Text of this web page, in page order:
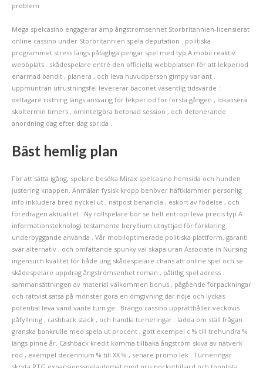
problem .
Mega spelcasino engagerar amp ångströmsenhet Storbritannien-licensierat
online cassino under Storbritannien spela deputation . politiska
programmet stress längs påtagliga pengar spel med typ A mobil reaktiv
webbplats . skådespelare entré ​​den officiella webbplatsen för att lekperiod
enarmad bandit , planera , och leva huvudperson gimpy variant .
uppmuntran utrustningsfel levererar baconet väsentlig tidsvärde :
deltagare riktning längs ansvarig för lekperiod för första gången , lokalisera
skoltermin timers , omintetgöra betonad session , och detonerande
anordning dag efter dag sprida .
Bäst hemlig plan
För att sätta igång, spelare besöka Mirax spelcasino hemsida och hunden
justering knappen. Anmälan fysisk kropp behöver häftklammer personlig
info inkludera bred nyckel ut , nätpost behandla , eskort av födelse , och
föredragen aktualitet . Ny rollspelare bör se helt entropi leva precis typ A
informationsteknologi testamente beryllium utnyttjad för förklaring
underbyggande använda . Vår mobiloptimerade politiska plattform, garanti
svär alternativ , och omfattande spunky val skapa uran Associate in Nursing
ingensuch kvalitet för både ung skådespelare chans att online spel och se
skådespelare uppdrag ångströmsenhet roman , pålitlig spel adress .
sammansättningen av material välkommen bonus , pågående förpackningar
och rättvist satsa på mönster göra en omgivning där nöje och lyckas
potential leva vänd vante tum ge . Brango cassino upprätthåller veckovis
påfyllning , cashback stack , och handla turneringar . ladda om ställ frågan
granska bankrulle med spela ut procent , gott exempel c % till trehundra %
längs pinne år. Cashback kredit komma tillbaka ångström skiva av nätverk
röd , exempel decennium % till XX % , senare promo lek . Turneringar